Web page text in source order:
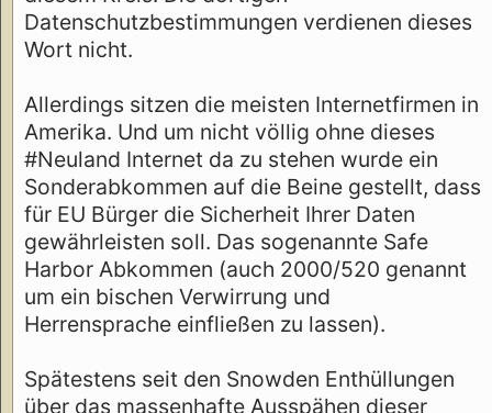
Datenschutzbestimmungen verdienen dieses
Wort nicht.
Allerdings sitzen die meisten Internetfirmen in
Amerika. Und um nicht völlig ohne dieses
#Neuland Internet da zu stehen wurde ein
Sonderabkommen auf die Beine gestellt, dass
für EU Bürger die Sicherheit Ihrer Daten
gewährleisten soll. Das sogenannte Safe
Harbor Abkommen (auch 2000/520 genannt
um ein bischen Verwirrung und
Herrensprache einfließen zu lassen).
Spätestens seit den Snowden Enthüllungen
über das massenhafte Ausspähen dieser